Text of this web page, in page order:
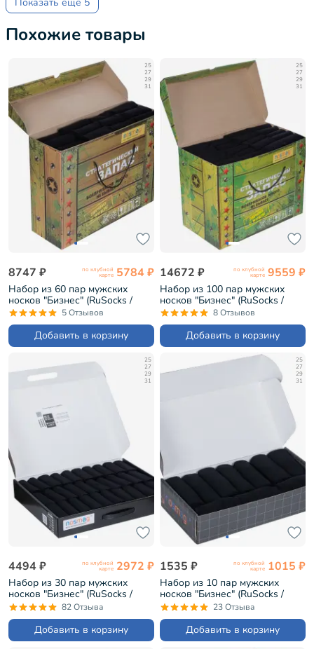
Похожие товары
25
27
29
31
8747 ₽ по клубной
карте 5784 ₽
Набор из 60 пар мужских
носков "Бизнес" (RuSocks /
Орудьевский трикотаж)
черные (РуС-60)
5 Отзывов
Добавить в корзину
25
27
29
31
14672 ₽ по клубной
карте 9559 ₽
Набор из 100 пар мужских
носков "Бизнес" (RuSocks /
Орудьевский трикотаж)
черные (РуС-100)
8 Отзывов
Добавить в корзину
25
27
29
31
4494 ₽ по клубной
карте 2972 ₽
Набор из 30 пар мужских
носков "Бизнес" (RuSocks /
Орудьевский трикотаж)
черные (РуС-30)
82 Отзыва
Добавить в корзину
25
27
29
31
1535 ₽ по клубной
карте 1015 ₽
Набор из 10 пар мужских
носков "Бизнес" (RuSocks /
Орудьевский трикотаж)
черные (РуС-10)
23 Отзыва
Добавить в корзину